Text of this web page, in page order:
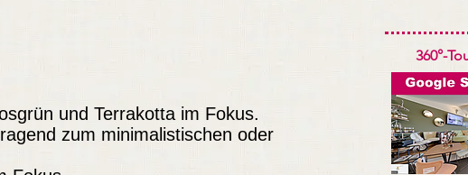
und Terrakotta im Fokus.
zum minimalistischen oder
360°-